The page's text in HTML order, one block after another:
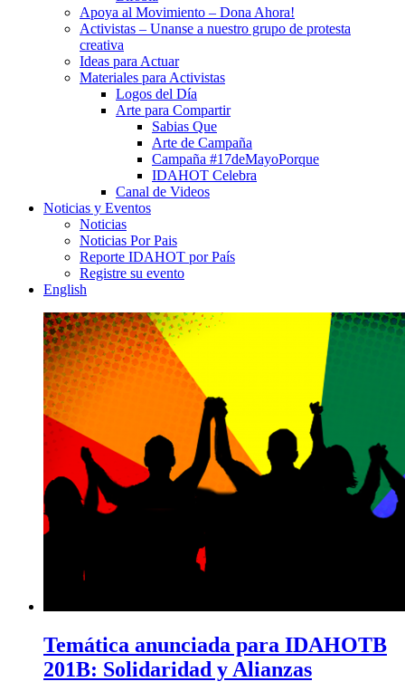
Apoya al Movimiento – Dona Ahora!
Activistas – Unanse a nuestro grupo de protesta
creativa
Ideas para Actuar
Materiales para Activistas
Logos del Día
Arte para Compartir
Sabias Que
Arte de Campaña
Campaña #17deMayoPorque
IDAHOT Celebra
Canal de Videos
Noticias y Eventos
Noticias
Noticias Por Pais
Reporte IDAHOT por País
Registre su evento
English
Temática anunciada para IDAHOTB
201B: Solidaridad y Alianzas